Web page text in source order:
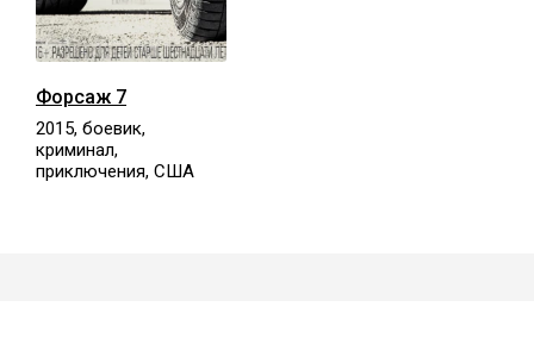
Форсаж 7
2015, боевик,
криминал,
приключения, США